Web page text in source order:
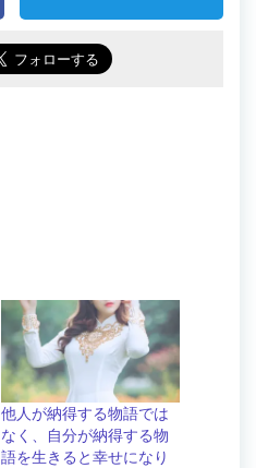
他人が納得する物語では
なく、自分が納得する物
語を生きると幸せになり